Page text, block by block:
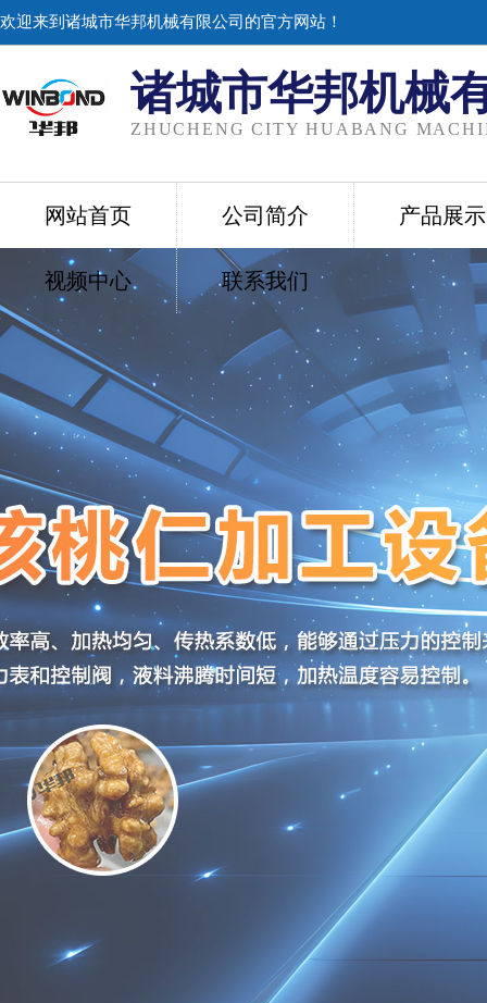
欢迎来到诸城市华邦机械有限公司的官方网站！
诸城市华邦机械
ZHUCHENG CITY HUABANG
网站首页 公司简介 产品展示
视频中心 联系我们